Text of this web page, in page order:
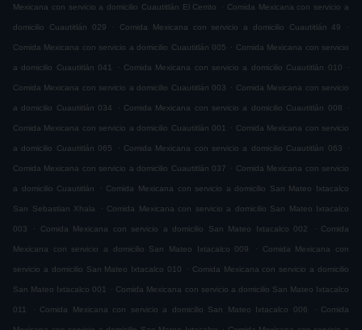
Mexicana con servicio a domicilio Cuautitlán El Cerrito . Comida Mexicana con servicio a
domicilio Cuautitlán 029 . Comida Mexicana con servicio a domicilio Cuautitlán 49 .
Comida Mexicana con servicio a domicilio Cuautitlán 005 . Comida Mexicana con servicio
a domicilio Cuautitlán 041 . Comida Mexicana con servicio a domicilio Cuautitlán 010 .
Comida Mexicana con servicio a domicilio Cuautitlán 003 . Comida Mexicana con servicio
a domicilio Cuautitlán 034 . Comida Mexicana con servicio a domicilio Cuautitlán 008 .
Comida Mexicana con servicio a domicilio Cuautitlán 001 . Comida Mexicana con servicio
a domicilio Cuautitlán 065 . Comida Mexicana con servicio a domicilio Cuautitlán 063 .
Comida Mexicana con servicio a domicilio Cuautitlán 037 . Comida Mexicana con servicio
a domicilio Cuautitlán . Comida Mexicana con servicio a domicilio San Mateo Ixtacalco
San Sebastian Xhala . Comida Mexicana con servicio a domicilio San Mateo Ixtacalco
003 . Comida Mexicana con servicio a domicilio San Mateo Ixtacalco 002 . Comida
Mexicana con servicio a domicilio San Mateo Ixtacalco 009 . Comida Mexicana con
servicio a domicilio San Mateo Ixtacalco 010 . Comida Mexicana con servicio a domicilio
San Mateo Ixtacalco 001 . Comida Mexicana con servicio a domicilio San Mateo Ixtacalco
011 . Comida Mexicana con servicio a domicilio San Mateo Ixtacalco 006 . Comida
.